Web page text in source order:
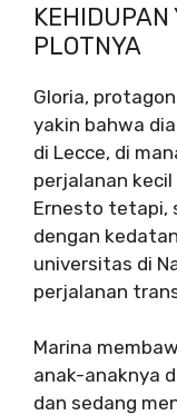
KEHIDUPAN
PLOTNYA
Gloria,
yakin bahwa
di Lecce, di
perjalanan
Ernesto tetapi,
dengan
universitas di
perjalanan
Marina
anak-anaknya
dan sedang